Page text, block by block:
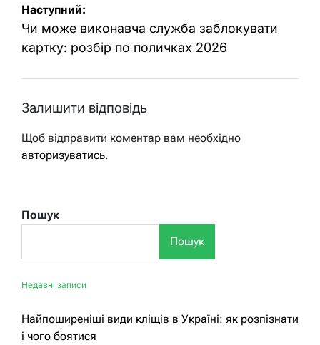
Наступний:
Чи може виконавча служба заблокувати
картку: розбір по поличках 2026
Залишити відповідь
Щоб відправити коментар вам необхідно
авторизуватись.
Пошук
Пошук
Недавні записи
Найпоширеніші види кліщів в Україні: як розпізнати
і чого боятися